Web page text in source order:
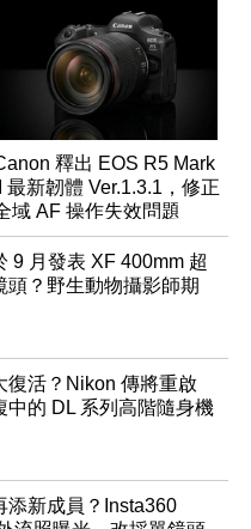
釋出 EOS R5 Mark
II 最新韌體 Ver.1.3.1，修正
域 AF 操作失效問題
9 月發表 XF 400mm 超
頭？野生動物攝影師期
復活？Nikon 傳將重啟
中的 DL 系列高階隨身機
添新成員？Insta360